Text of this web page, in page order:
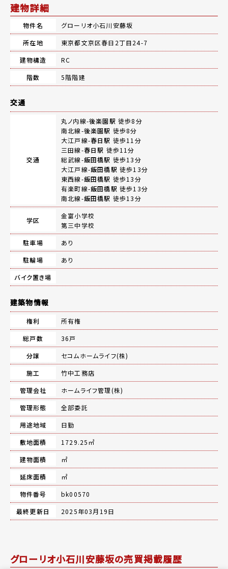
建物詳細
物件名
グローリオ小石川安藤坂
所在地
東京都文京区春日2丁目24-7
建物構造
RC
階数
5階階建
交通
交通
丸ノ内線-後楽園駅 徒歩8分
南北線-後楽園駅 徒歩8分
大江戸線-春日駅 徒歩11分
三田線-春日駅 徒歩11分
総武線-飯田橋駅 徒歩13分
大江戸線-飯田橋駅 徒歩13分
東西線-飯田橋駅 徒歩13分
有楽町線-飯田橋駅 徒歩13分
南北線-飯田橋駅 徒歩13分
学区
金富小学校
第三中学校
駐車場
あり
駐輪場
あり
バイク置き場
建築物情報
権利
所有権
総戸数
36戸
分譲
セコムホームライフ(株)
施工
竹中工務店
管理会社
ホームライフ管理(株)
管理形態
全部委託
用途地域
日勤
敷地面積
1729.25㎡
建物面積
㎡
延床面積
㎡
物件番号
bk00570
最終更新日
2025年03月19日
グローリオ小石川安藤坂の売買掲載履歴